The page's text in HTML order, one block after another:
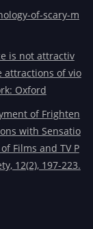
of-scary-m
is not attractiv
attractions of vio
Oxford
of Frighten
with Sensatio
Films and TV P
12(2), 197-223.